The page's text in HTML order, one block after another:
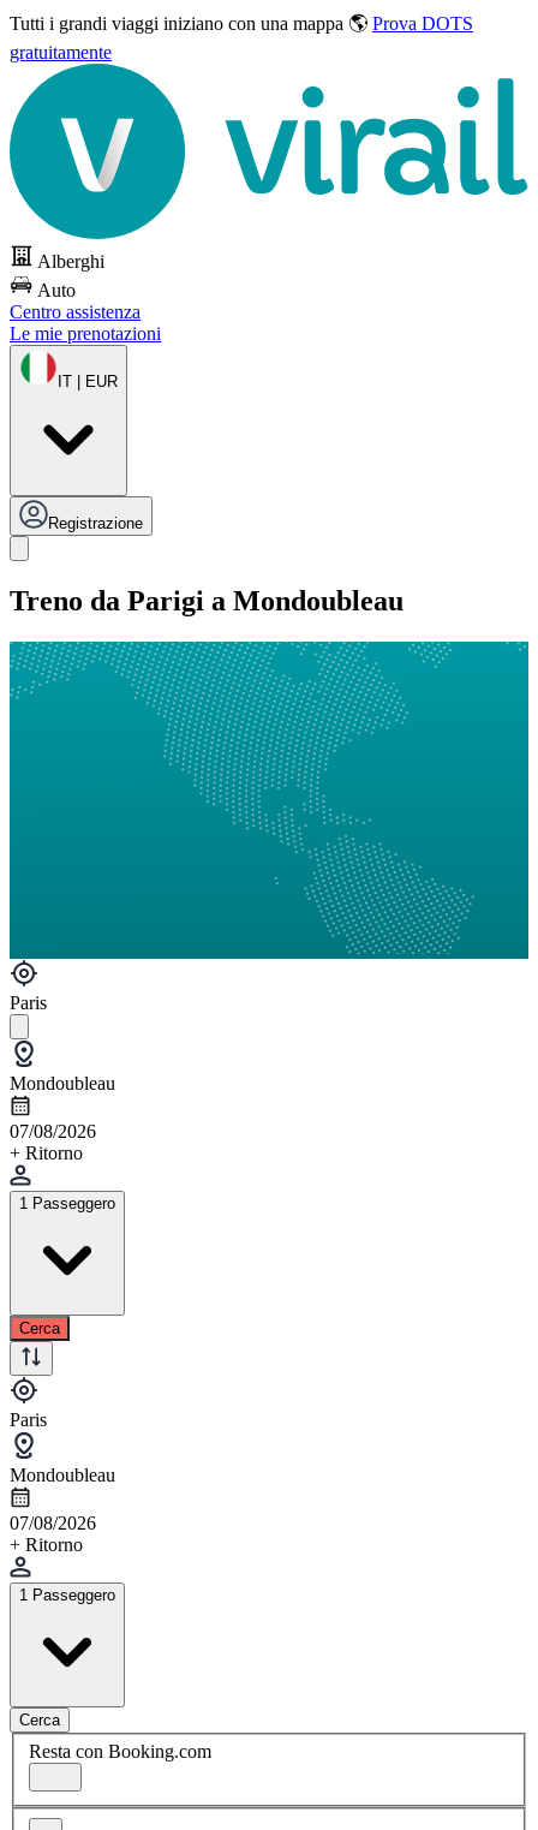
Tutti i grandi viaggi iniziano con una mappa 🌎 Prova DOTS
gratuitamente
Alberghi
Auto
Centro assistenza
Le mie prenotazioni
IT | EUR
Registrazione
Treno da Parigi a Mondoubleau
Paris
Mondoubleau
07/08/2026
+ Ritorno
1 Passeggero
Cerca
Paris
Mondoubleau
07/08/2026
+ Ritorno
1 Passeggero
Cerca
Resta con Booking.com